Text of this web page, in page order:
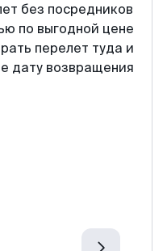
без посредников
по выгодной цене
перелет туда и
дату возвращения